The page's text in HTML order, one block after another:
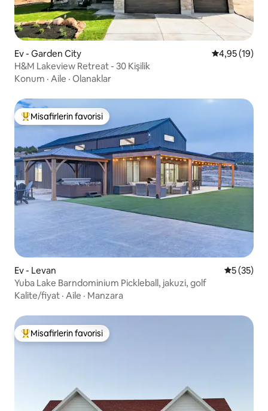
Ev - Garden City 5 üzerinden
4,95 (19)
H&M Lakeview Retreat - 30 Kişilik
Konum · Aile · Olanaklar
Misafirlerin favorilerinden en beğenilenler arasında
Misafirlerin favorisi
Ev - Levan 55 (35)
Yuba Lake Barndominium Pickleball, jakuzi, golf
Kalite/fiyat · Aile · Manzara
Misafirlerin favorilerinden en beğenilenler arasında
Misafirlerin favorisi